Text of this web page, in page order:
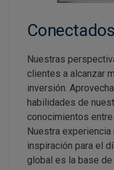
Nuestras
clientes a alcanzar
inversión.
habilidades de
conocimientos
Nuestra
inspiración para el
global es la base